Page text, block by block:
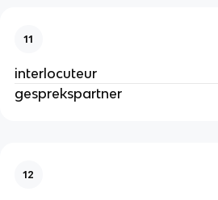
11
interlocuteur
gesprekspartner
12